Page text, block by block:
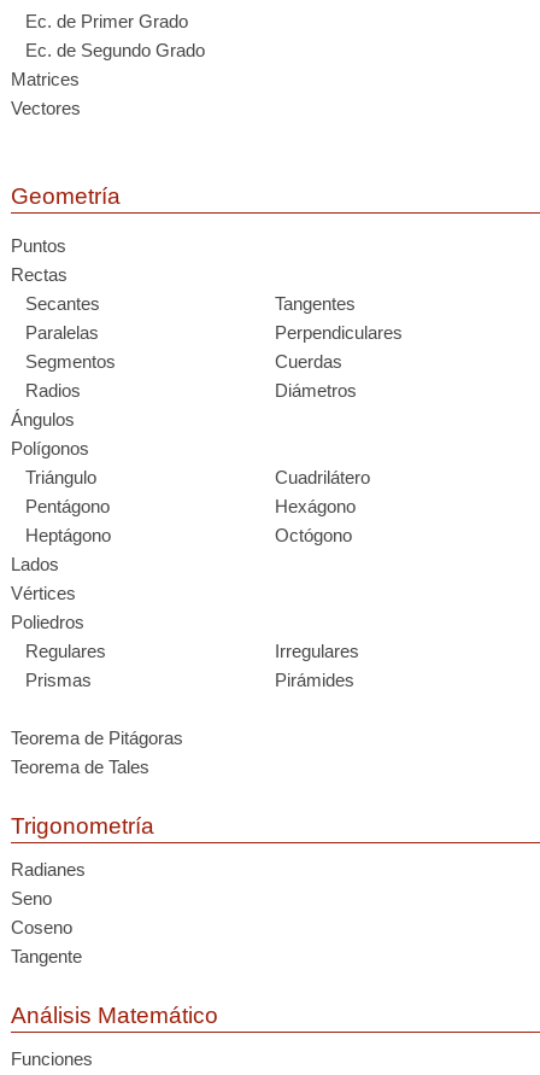
Ec. de Primer Grado
Ec. de Segundo Grado
Matrices
Vectores
Geometría
Puntos
Rectas
Secantes
Tangentes
Paralelas
Perpendiculares
Segmentos
Cuerdas
Radios
Diámetros
Ángulos
Polígonos
Triángulo
Cuadrilátero
Pentágono
Hexágono
Heptágono
Octógono
Lados
Vértices
Poliedros
Regulares
Irregulares
Prismas
Pirámides
Teorema de Pitágoras
Teorema de Tales
Trigonometría
Radianes
Seno
Coseno
Tangente
Análisis Matemático
Funciones